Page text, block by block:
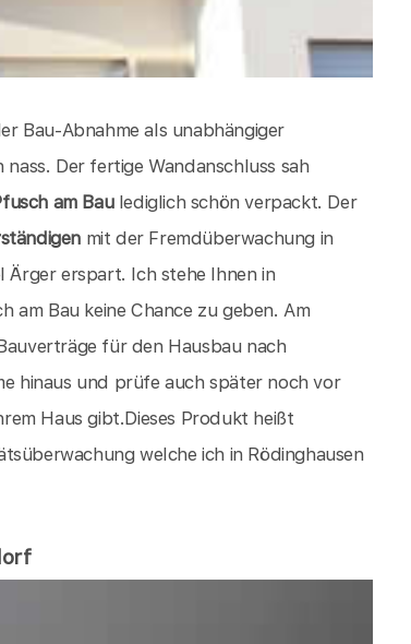
Bau-Abnahme als unabhängiger
Der fertige Wandanschluss sah
am Baulediglich schön verpackt. Der
mit der Fremdüberwachung in
Ärger erspart. Ich stehe Ihnen in
am Bau keine Chance zu geben. Am
für den Hausbau nach
hinaus und prüfe auch später noch vor
Haus gibt.Dieses Produkt heißt
welche ich in Rödinghausen